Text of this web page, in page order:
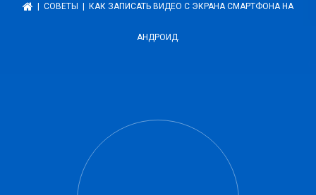
СОВЕТЫ | КАК ЗАПИСАТЬ ВИДЕО С ЭКРАНА СМАРТФОНА НА
АНДРОИД.